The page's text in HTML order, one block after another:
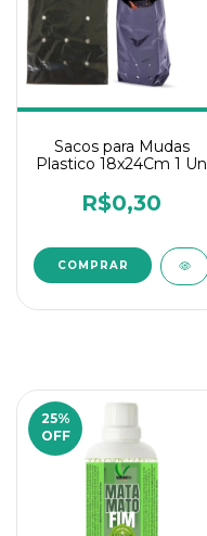
Sacos para Mudas
Plastico 18x24Cm 1 Un
R$0,30
25%
OFF